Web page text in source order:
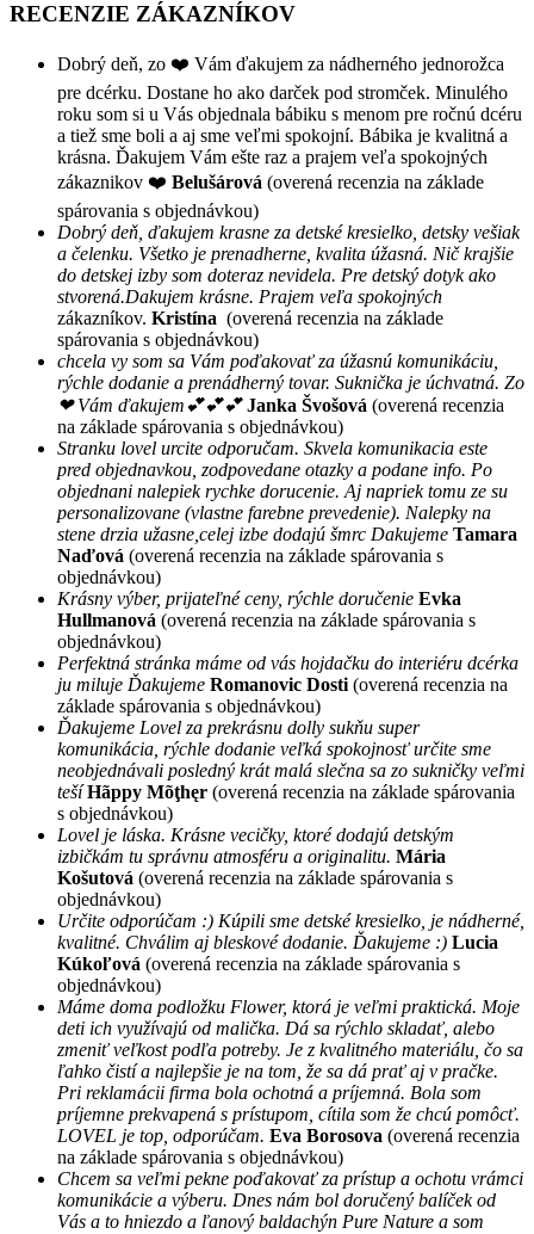
RECENZIE ZÁKAZNÍKOV
Dobrý deň, zo ❤️ Vám ďakujem za nádherného jednorožca
pre dcérku. Dostane ho ako darček pod stromček. Minulého
roku som si u Vás objednala bábiku s menom pre ročnú dcéru
a tiež sme boli a aj sme veľmi spokojní. Bábika je kvalitná a
krásna. Ďakujem Vám ešte raz a prajem veľa spokojných
zákaznikov ❤️ Belušárová (overená recenzia na základe
spárovania s objednávkou)
Dobrý deň, ďakujem krasne za detské kresielko, detsky vešiak
a čelenku. Všetko je prenadherne, kvalita úžasná. Nič krajšie
do detskej izby som doteraz nevidela. Pre detský dotyk ako
stvorená.Dakujem krásne. Prajem veľa spokojných
zákazníkov. Kristína (overená recenzia na základe
spárovania s objednávkou)
chcela vy som sa Vám poďakovať za úžasnú komunikáciu,
rýchle dodanie a prenádherný tovar. Suknička je úchvatná. Zo
❤ Vám ďakujem💕💕💕 Janka Švošová (overená recenzia
na základe spárovania s objednávkou)
Stranku lovel urcite odporučam. Skvela komunikacia este
pred objednavkou, zodpovedane otazky a podane info. Po
objednani nalepiek rychke dorucenie. Aj napriek tomu ze su
personalizovane (vlastne farebne prevedenie). Nalepky na
stene drzia užasne,celej izbe dodajú šmrc Dakujeme Tamara
Naďová (overená recenzia na základe spárovania s
objednávkou)
Krásny výber, prijateľné ceny, rýchle doručenie Evka
Hullmanová (overená recenzia na základe spárovania s
objednávkou)
Perfektná stránka máme od vás hojdačku do interiéru dcérka
ju miluje Ďakujeme Romanovic Dosti (overená recenzia na
základe spárovania s objednávkou)
Ďakujeme Lovel za prekrásnu dolly sukňu super
komunikácia, rýchle dodanie veľká spokojnosť určite sme
neobjednávali posledný krát malá slečna sa zo sukničky veľmi
tešíHãppy Mõţhęr (overená recenzia na základe spárovania
s objednávkou)
Lovel je láska. Krásne vecičky, ktoré dodajú detským
izbičkám tu správnu atmosféru a originalitu. Mária
Košutová (overená recenzia na základe spárovania s
objednávkou)
Určite odporúčam :) Kúpili sme detské kresielko, je nádherné,
kvalitné. Chválim aj bleskové dodanie. Ďakujeme :) Lucia
Kúkoľová (overená recenzia na základe spárovania s
objednávkou)
Máme doma podložku Flower, ktorá je veľmi praktická. Moje
deti ich využívajú od malička. Dá sa rýchlo skladať, alebo
zmeniť veľkost podľa potreby. Je z kvalitného materiálu, čo sa
ľahko čistí a najlepšie je na tom, že sa dá prať aj v pračke.
Pri reklamácii firma bola ochotná a príjemná. Bola som
príjemne prekvapená s prístupom, cítila som že chcú pomôcť.
LOVEL je top, odporúčam. Eva Borosova (overená recenzia
na základe spárovania s objednávkou)
Chcem sa veľmi pekne poďakovať za prístup a ochotu vrámci
komunikácie a výberu. Dnes nám bol doručený balíček od
Vás a to hniezdo a ľanový baldachýn Pure Nature a som